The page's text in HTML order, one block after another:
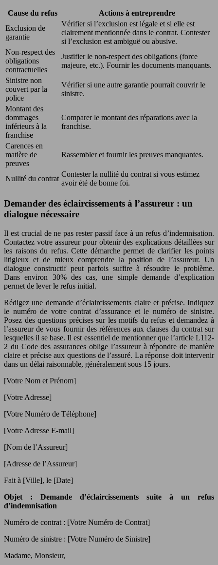
Cause du refus
Actions à entreprendre
Exclusion de
garantie
Vérifier si l’exclusion est légale et si elle est
clairement mentionnée dans le contrat. Contester
si l’exclusion est ambiguë ou abusive.
Non-respect des
obligations
contractuelles
Justifier le non-respect des obligations (force
majeure, etc.). Fournir les documents manquants.
Sinistre non
couvert par la
police
Vérifier si une autre garantie pourrait couvrir le
sinistre.
Montant des
dommages
inférieurs à la
franchise
Comparer le montant des réparations avec la
franchise.
Carences en
matière de
preuves
Rassembler et fournir les preuves manquantes.
Nullité du contrat
Contester la nullité du contrat si vous estimez
avoir été de bonne foi.
Demander des éclaircissements à l’assureur : un
dialogue nécessaire
Il est crucial de ne pas rester passif face à un refus d’indemnisation.
Contactez votre assureur pour obtenir des explications détaillées sur
les raisons du refus. Cette démarche permet de clarifier les points
litigieux et de mieux comprendre la position de l’assureur. Un
dialogue constructif peut parfois suffire à résoudre le problème.
Dans environ 30% des cas, une simple demande d’explication
permet de lever le refus initial.
Rédigez une demande d’éclaircissements claire et précise. Indiquez
le numéro de votre contrat d’assurance et le numéro de sinistre.
Posez des questions précises sur les motifs du refus et demandez à
l’assureur de vous fournir des références aux clauses du contrat sur
lesquelles il se base. Il est essentiel de mentionner que l’article L112-
2 du Code des assurances oblige l’assureur à répondre de manière
claire et précise aux questions de l’assuré. La réponse doit intervenir
dans un délai raisonnable, généralement sous 15 jours.
[Votre Nom et Prénom]
[Votre Adresse]
[Votre Numéro de Téléphone]
[Votre Adresse E-mail]
[Nom de l’Assureur]
[Adresse de l’Assureur]
Fait à [Ville], le [Date]
Objet : Demande d’éclaircissements suite à un refus
d’indemnisation
Numéro de contrat : [Votre Numéro de Contrat]
Numéro de sinistre : [Votre Numéro de Sinistre]
Madame, Monsieur,